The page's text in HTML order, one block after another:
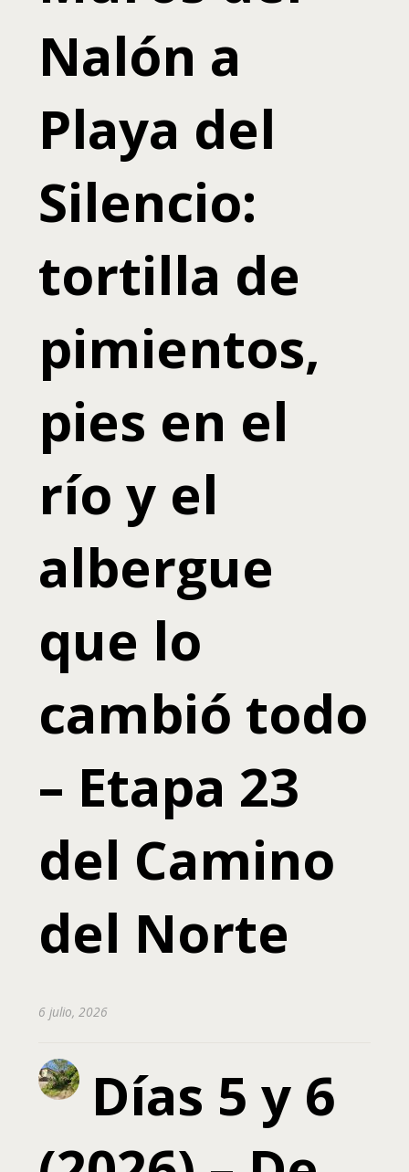
Nalón a
Playa del
Silencio:
tortilla de
pimientos,
pies en el
río y el
albergue
que lo
cambió todo
– Etapa 23
del Camino
del Norte
6 julio, 2026
Días 5 y 6